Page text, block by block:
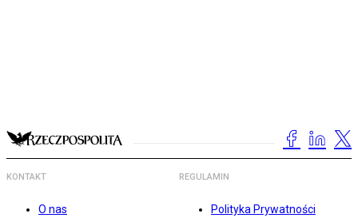
KONTAKT
O nas
REGULAMIN
Polityka Prywatności